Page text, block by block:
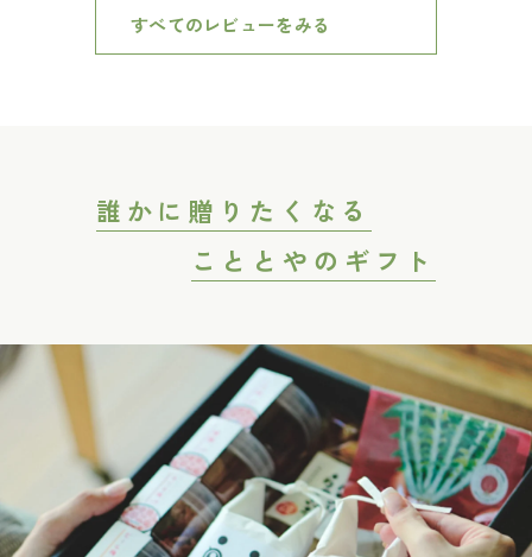
すべてのレビューをみる
誰かに贈りたくなる
こととやのギフト